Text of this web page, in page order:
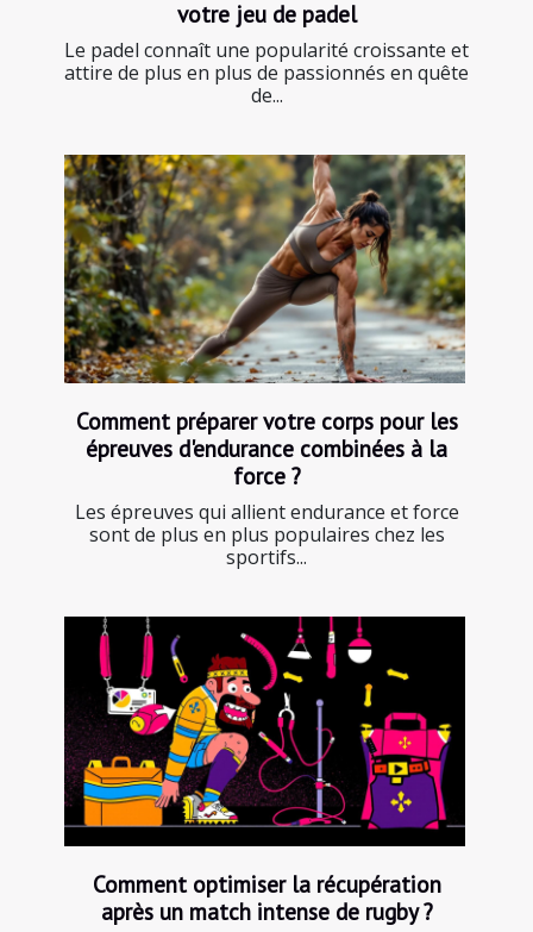
votre jeu de padel
Le padel connaît une popularité croissante et
attire de plus en plus de passionnés en quête
de...
Comment préparer votre corps pour les
épreuves d'endurance combinées à la
force ?
Les épreuves qui allient endurance et force
sont de plus en plus populaires chez les
sportifs...
Comment optimiser la récupération
après un match intense de rugby ?